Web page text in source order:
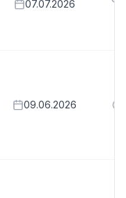
07.07.2026
09.06.2026